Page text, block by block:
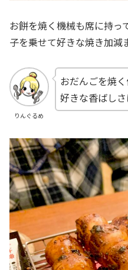
お餅を焼く機械も席に持っ
子を乗せて好きな焼き加減
りんぐるめ
おだんごを焼
好きな香ばし